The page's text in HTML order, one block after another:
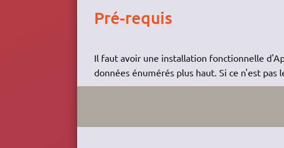
Pré-requis
Il faut avoir une installation fonctionnelle
données énumérés plus haut. Si ce n'est